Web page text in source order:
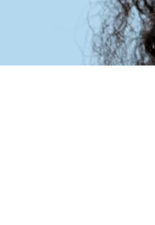
FAQ™ Dual LED
POPULARNY